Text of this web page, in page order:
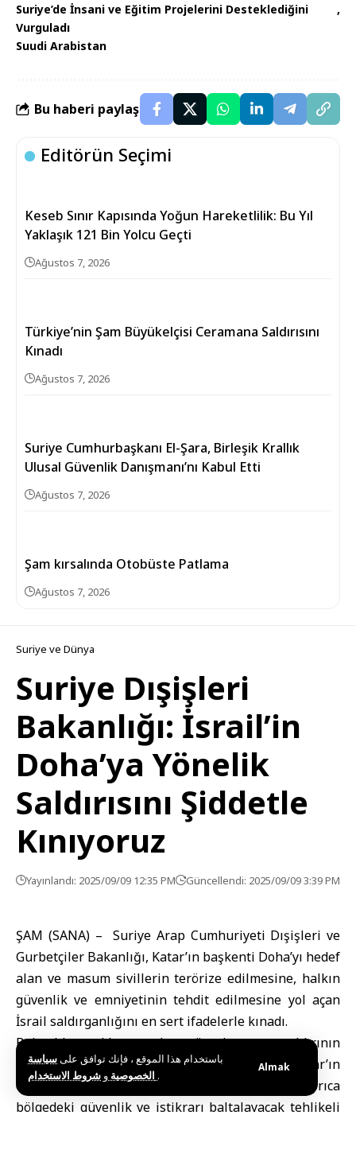
باستخدام هذا الموقع ، فإنك توافق علىسياسة
الخصوصية و .
Almak
Suriye’de İnsani ve Eğitim Projelerini Desteklediğini
Vurguladı
Suudi Arabistan
Bu haberi paylaş
Editörün Seçimi
Keseb Sınır Kapısında Yoğun Hareketlilik: Bu Yıl
Yaklaşık 121 Bin Yolcu Geçti
Ağustos 7, 2026
Türkiye’nin Şam Büyükelçisi Ceramana Saldırısını
Kınadı
Ağustos 7, 2026
Suriye Cumhurbaşkanı El-Şara, Birleşik Krallık
Ulusal Güvenlik Danışmanı’nı Kabul Etti
Ağustos 7, 2026
Şam kırsalında Otobüste Patlama
Ağustos 7, 2026
Suriye ve Dünya
Suriye Dışişleri
Bakanlığı: İsrail’in
Doha’ya Yönelik
Saldırısını Şiddetle
Kınıyoruz
Yayınlandı: 2025/09/09 12:35 PM Güncellendi: 2025/09/09 3:39 PM
ŞAM (SANA) – Suriye Arap Cumhuriyeti Dışişleri ve
Gurbetçiler Bakanlığı, Katar’ın başkenti Doha’yı hedef
alan ve masum sivillerin terörize edilmesine, halkın
güvenlik ve emniyetinin tehdit edilmesine yol açan
İsrail saldırganlığını en sert ifadelerle kınadı.
Bakanlık açıklamasında, söz konusu saldırının
uluslararası hukukun ve kardeş Katar’ın
egemenliğinin açık bir ihlali olduğuna, ayrıca
bölgedeki güvenlik ve istikrarı baltalayacak tehlikeli